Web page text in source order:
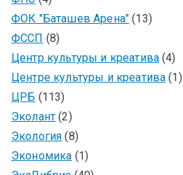
ФОК "Баташев Арена" (13)
ФССП (8)
Центр культуры и креатива (4)
Центре культуры и креатива (1)
ЦРБ (113)
Эколант (2)
Экология (8)
Экономика (1)